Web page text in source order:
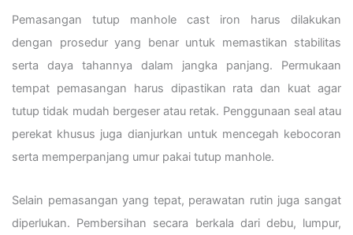
Pemasangan tutup manhole cast iron harus dilakukan
dengan prosedur yang benar untuk memastikan stabilitas
serta daya tahannya dalam jangka panjang. Permukaan
tempat pemasangan harus dipastikan rata dan kuat agar
tutup tidak mudah bergeser atau retak. Penggunaan seal atau
perekat khusus juga dianjurkan untuk mencegah kebocoran
serta memperpanjang umur pakai tutup manhole.
Selain pemasangan yang tepat, perawatan rutin juga sangat
diperlukan. Pembersihan secara berkala dari debu, lumpur,